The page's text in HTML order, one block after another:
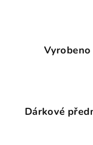
Vyrobeno
Dárkové